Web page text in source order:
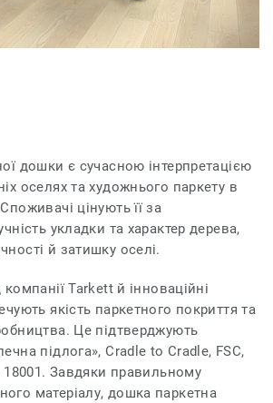
дошки є сучасною інтерпретацією
оселях та художнього паркету в
цінують її за
укладки та характер дерева,
й затишку оселі.
Tarkett й інноваційні
якість паркетного покриття та
Це підтверджують
підлога», Cradle to Cradle, FSC,
18001. Завдяки правильному
матеріалу, дошка паркетна